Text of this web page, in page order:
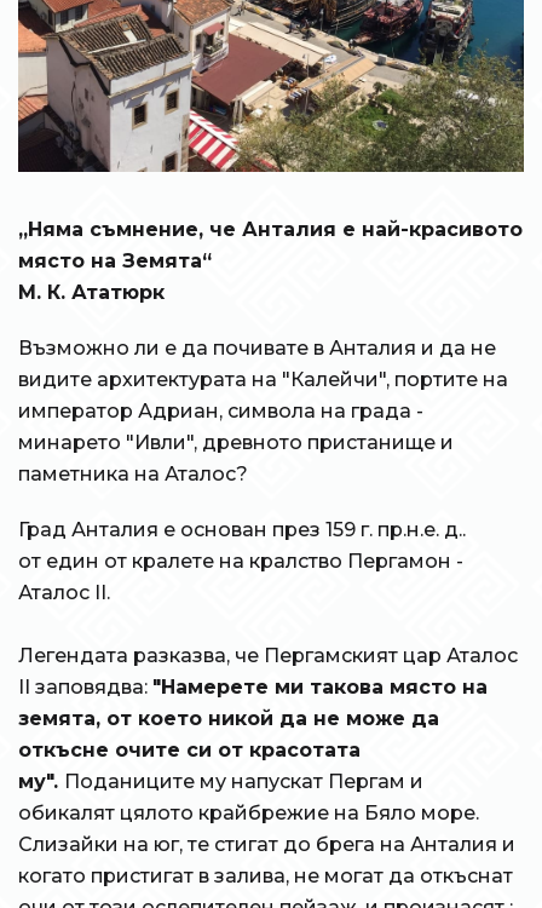
„Няма съмнение, че Анталия е най-красивото
място на Земята“
М. К. Ататюрк
Възможно ли е да почивате в Анталия и да не
видите архитектурата на "Калейчи", портите на
император Адриан, символа на града -
минарето "Ивли", древното пристанище и
паметника на Аталос?
Град Анталия е основан през 159 г. пр.н.е. д..
от един от кралете на кралство Пергамон -
Аталос II.
Легендата разказва, че Пергамският цар Аталос
II заповядва: "Намерете ми такова място на
земята, от което никой да не може да
откъсне очите си от красотата
му". Поданиците му напускат Пергам и
обикалят цялото крайбрежие на Бяло море.
Слизайки на юг, те стигат до брега на Анталия и
когато пристигат в залива, не могат да откъснат